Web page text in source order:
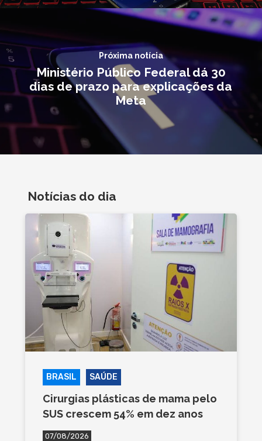
Próxima notícia
Ministério Público Federal dá 30
dias de prazo para explicações da
Meta
Notícias do dia
BRASIL SAÚDE
Cirurgias plásticas de mama pelo
SUS crescem 54% em dez anos
07/08/2026